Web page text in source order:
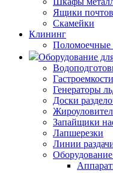
Ящики
Скамейки
Клининг
Оборудование
Гастроемкости
Генераторы
Доски
Запайщики
Лапшерезки
Линии